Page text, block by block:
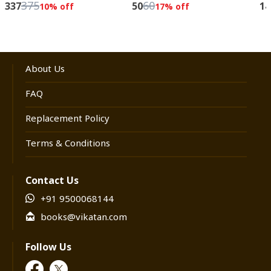
33737510% off 506017% off
About Us
FAQ
Replacement Policy
Terms & Conditions
Contact Us
+91 9500068144
books@vikatan.com
Follow Us